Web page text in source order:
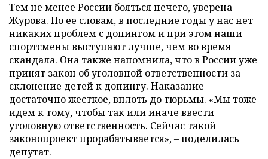
Тем не менее России бояться нечего, уверена
Журова. По ее словам, в последние годы у нас нет
никаких проблем с допингом и при этом наши
спортсмены выступают лучше, чем во время
скандала. Она также напомнила, что в России уже
принят закон об уголовной ответственности за
склонение детей к допингу. Наказание
достаточно жесткое, вплоть до тюрьмы. «Мы тоже
идем к тому, чтобы так или иначе ввести
уголовную ответственность. Сейчас такой
законопроект прорабатывается», – поделилась
депутат.